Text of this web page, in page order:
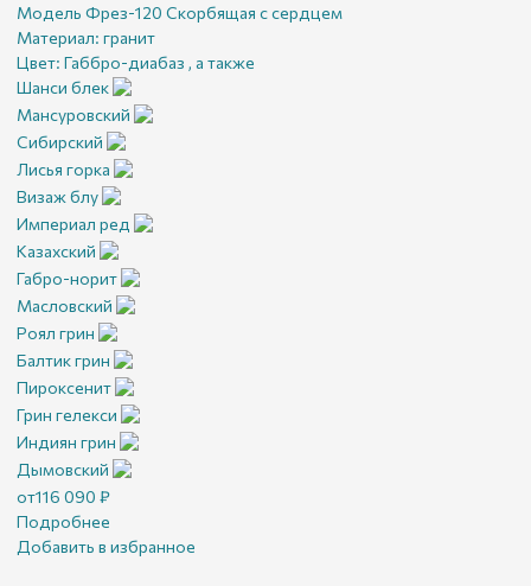
Модель Фрез-120 Скорбящая с сердцем
Материал: гранит
Цвет: Габбро-диабаз , а также
Шанси блек
Мансуровский
Сибирский
Лисья горка
Визаж блу
Империал ред
Казахский
Габро-норит
Масловский
Роял грин
Балтик грин
Пироксенит
Грин гелекси
Индиян грин
Дымовский
от116 090 ₽
Подробнее
Добавить в избранное